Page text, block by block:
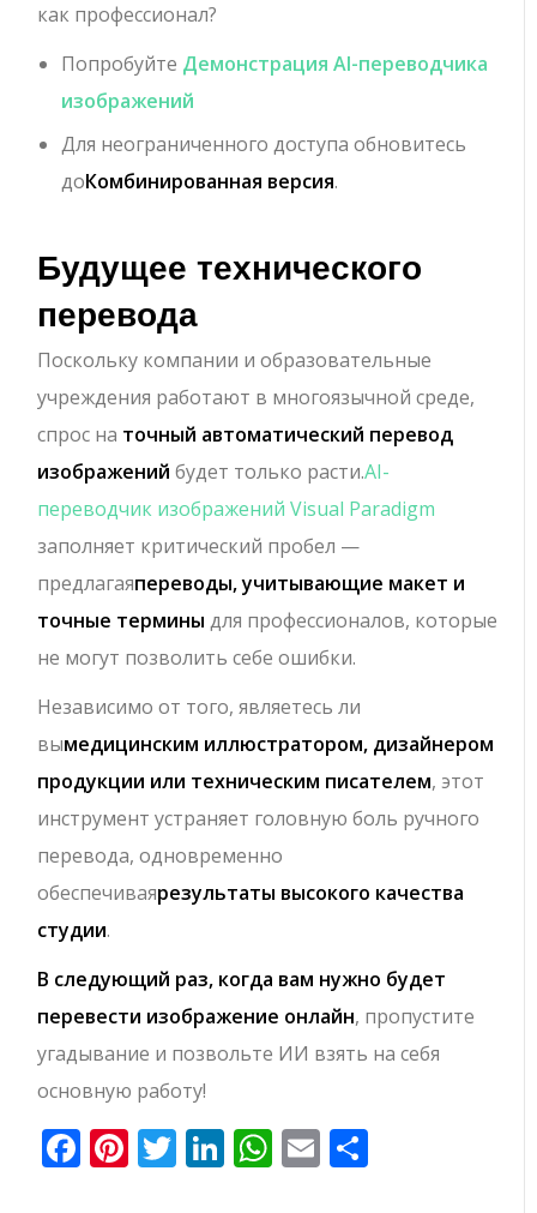
как профессионал?
Попробуйте Демонстрация AI-переводчика
изображений
Для неограниченного доступа обновитесь
доКомбинированная версия.
Будущее технического
перевода
Поскольку компании и образовательные
учреждения работают в многоязычной среде,
спрос на точный автоматический перевод
изображений будет только расти.AI-
переводчик изображений Visual Paradigm
заполняет критический пробел —
предлагаяпереводы, учитывающие макет и
точные термины для профессионалов, которые
не могут позволить себе ошибки.
Независимо от того, являетесь ли
вымедицинским иллюстратором, дизайнером
продукции или техническим писателем, этот
инструмент устраняет головную боль ручного
перевода, одновременно
обеспечиваярезультаты высокого качества
студии.
В следующий раз, когда вам нужно будет
перевести изображение онлайн, пропустите
угадывание и позвольте ИИ взять на себя
основную работу!
Facebook
Pinterest
Twitter
LinkedIn
WhatsApp
Email